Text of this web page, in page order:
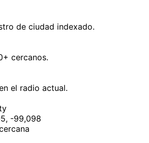
de ciudad indexado.
cercanos.
el radio actual.
-99,098